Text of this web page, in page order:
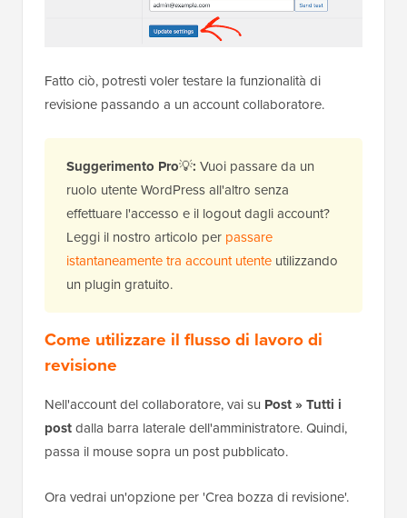
Fatto ciò, potresti voler testare la funzionalità di
revisione passando a un account collaboratore.
Suggerimento Pro💡: Vuoi passare da un
ruolo utente WordPress all'altro senza
effettuare l'accesso e il logout dagli account?
Leggi il nostro articolo per passare
istantaneamente tra account utente utilizzando
un plugin gratuito.
Come utilizzare il flusso di lavoro di
revisione
Nell'account del collaboratore, vai su Post » Tutti i
postdalla barra laterale dell'amministratore. Quindi,
passa il mouse sopra un post pubblicato.
Ora vedrai un'opzione per 'Crea bozza di revisione'.